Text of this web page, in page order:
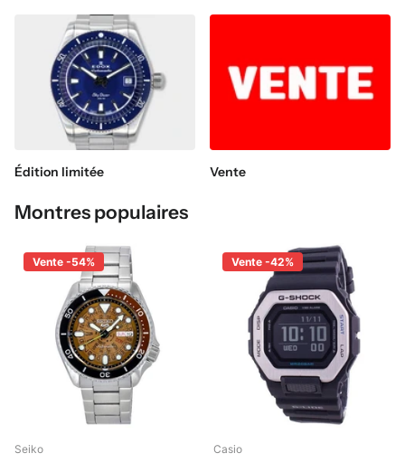
Édition limitée Vente
Montres populaires
Vente -54%
Seiko
Vente -42%
Casio